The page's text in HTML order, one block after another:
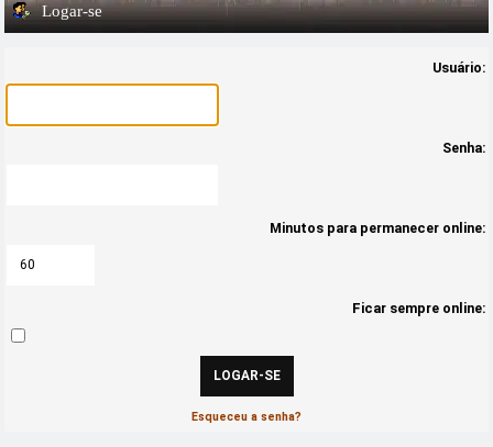
Logar-se
Usuário:
Senha:
Minutos para permanecer online:
Ficar sempre online:
Esqueceu a senha?